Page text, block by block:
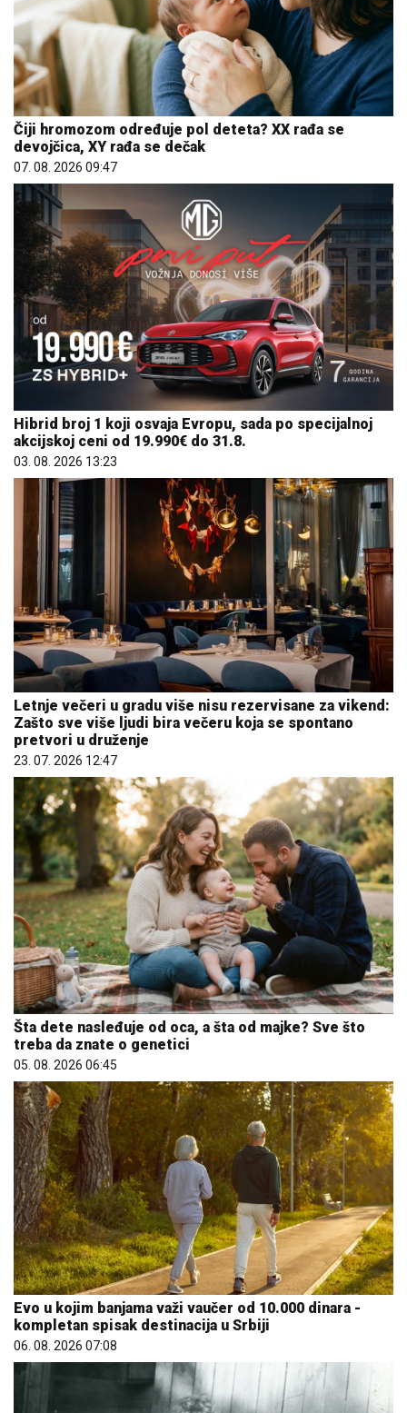
Čiji hromozom određuje pol deteta? XX rađa se
devojčica, XY rađa se dečak
07. 08. 2026 09:47
Hibrid broj 1 koji osvaja Evropu, sada po specijalnoj
akcijskoj ceni od 19.990€ do 31.8.
03. 08. 2026 13:23
Letnje večeri u gradu više nisu rezervisane za vikend:
Zašto sve više ljudi bira večeru koja se spontano
pretvori u druženje
23. 07. 2026 12:47
Šta dete nasleđuje od oca, a šta od majke? Sve što
treba da znate o genetici
05. 08. 2026 06:45
Evo u kojim banjama važi vaučer od 10.000 dinara -
kompletan spisak destinacija u Srbiji
06. 08. 2026 07:08